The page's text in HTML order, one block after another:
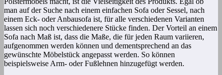
man auf der Suche nach einem einfachen Sofa oder Sessel, nach
einem Eck- oder Anbausofa ist, für alle verschiedenen Varianten
lassen sich noch verschiedenere Stücke finden. Der Vorteil an einem
Sofa nach Maß ist, dass die Maße, die für jeden Raum variieren,
aufgenommen werden können und dementsprechend an das
gewünschte Möbelstück angepasst werden. So können
beispielsweise Arm- oder Fußlehnen hinzugefügt werden.